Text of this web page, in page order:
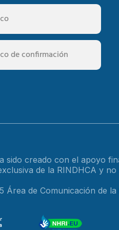
sido creado con el apoyo
de la RINDHCA y
Área de Comunicación de la